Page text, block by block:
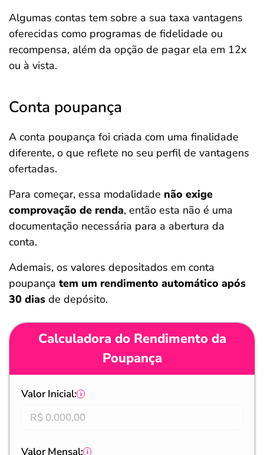
Algumas contas tem sobre a sua taxa vantagens
oferecidas como programas de fidelidade ou
recompensa, além da opção de pagar ela em 12x
ou à vista.
Conta poupança
A conta poupança foi criada com uma finalidade
diferente, o que reflete no seu perfil de vantagens
ofertadas.
Para começar, essa modalidade não exige
comprovação de renda, então esta não é uma
documentação necessária para a abertura da
conta.
Ademais, os valores depositados em conta
poupança tem um rendimento automático após
30 dias de depósito.
Calculadora do Rendimento da
Poupança
Valor Inicial:
Valor Mensal: